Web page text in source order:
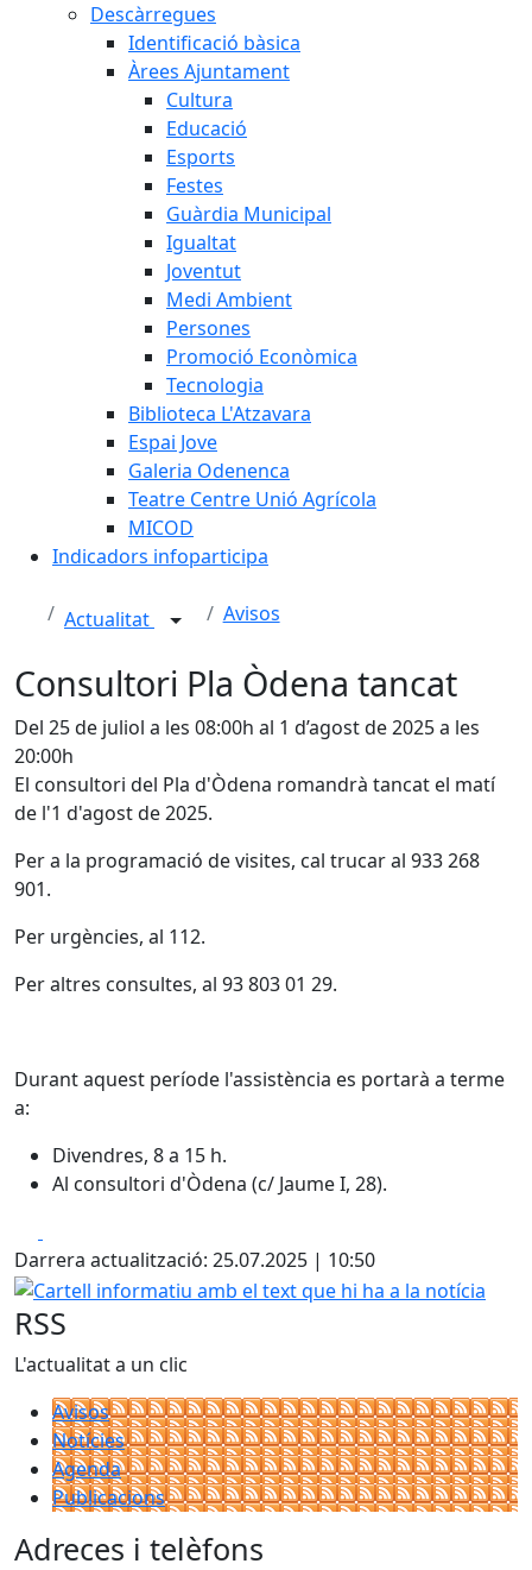
Descàrregues
Identificació bàsica
Àrees Ajuntament
Cultura
Educació
Esports
Festes
Guàrdia Municipal
Igualtat
Joventut
Medi Ambient
Persones
Promoció Econòmica
Tecnologia
Biblioteca L'Atzavara
Espai Jove
Galeria Odenenca
Teatre Centre Unió Agrícola
MICOD
Indicadors infoparticipa
Actualitat Avisos
Consultori Pla Òdena tancat
Del 25 de juliol a les 08:00h al 1 d’agost de 2025 a les
20:00h
El consultori del Pla d'Òdena romandrà tancat el matí
de l'1 d'agost de 2025.
Per a la programació de visites, cal trucar al 933 268
901.
Per urgències, al 112.
Per altres consultes, al 93 803 01 29.
Durant aquest període l'assistència es portarà a terme
a:
Divendres, 8 a 15 h.
Al consultori d'Òdena (c/ Jaume I, 28).
Darrera actualització: 25.07.2025 | 10:50
Cartell informatiu amb el text que hi ha a la notícia
RSS
L'actualitat a un clic
Avisos
Notícies
Agenda
Publicacions
Adreces i telèfons